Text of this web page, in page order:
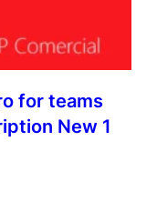
for teams
New 1